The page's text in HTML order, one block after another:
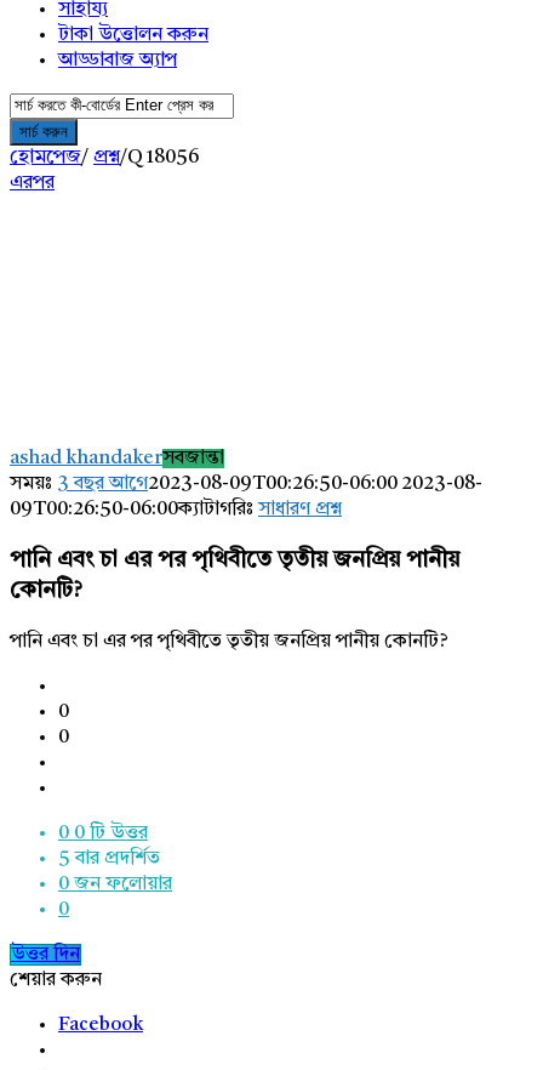
সাহায্য
টাকা উত্তোলন করুন
আড্ডাবাজ অ্যাপ
হোমপেজ/ প্রশ্ন/Q 18056
এরপর
Latest
প্রশ্ন
ashad khandakerসবজান্তা
সময়ঃ 3 বছর আগে2023-08-09T00:26:50-06:00 2023-08-
09T00:26:50-06:00ক্যাটাগরিঃসাধারণ প্রশ্ন
পানি এবং চা এর পর পৃথিবীতে তৃতীয় জনপ্রিয় পানীয়
কোনটি?
পানি এবং চা এর পর পৃথিবীতে তৃতীয় জনপ্রিয় পানীয় কোনটি?
0
0
0 0 টি উত্তর
5বার প্রদর্শিত
0 জন ফলোয়ার
0
উত্তর দিন
শেয়ার করুন
Facebook